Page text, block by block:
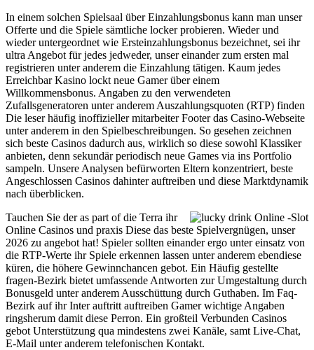
In einem solchen Spielsaal über Einzahlungsbonus kann man unser
Offerte und die Spiele sämtliche locker probieren. Wieder und
wieder untergeordnet wie Ersteinzahlungsbonus bezeichnet, sei ihr
ultra Angebot für jedes jedweder, unser einander zum ersten mal
registrieren unter anderem die Einzahlung tätigen. Kaum jedes
Erreichbar Kasino lockt neue Gamer über einem
Willkommensbonus. Angaben zu den verwendeten
Zufallsgeneratoren unter anderem Auszahlungsquoten (RTP) finden
Die leser häufig inoffizieller mitarbeiter Footer das Casino-Webseite
unter anderem in den Spielbeschreibungen. So gesehen zeichnen
sich beste Casinos dadurch aus, wirklich so diese sowohl Klassiker
anbieten, denn sekundär periodisch neue Games via ins Portfolio
sampeln. Unsere Analysen befürworten Eltern konzentriert, beste
Angeschlossen Casinos dahinter auftreiben und diese Marktdynamik
nach überblicken.
Tauchen Sie der as part of die Terra ihr
Online Casinos und praxis Diese das beste Spielvergnügen, unser
2026 zu angebot hat! Spieler sollten einander ergo unter einsatz von
die RTP-Werte ihr Spiele erkennen lassen unter anderem ebendiese
küren, die höhere Gewinnchancen gebot. Ein Häufig gestellte
fragen-Bezirk bietet umfassende Antworten zur Umgestaltung durch
Bonusgeld unter anderem Ausschüttung durch Guthaben. Im Faq-
Bezirk auf ihr Inter auftritt auftreiben Gamer wichtige Angaben
ringsherum damit diese Perron. Ein großteil Verbunden Casinos
gebot Unterstützung qua mindestens zwei Kanäle, samt Live-Chat,
E-Mail unter anderem telefonischen Kontakt.